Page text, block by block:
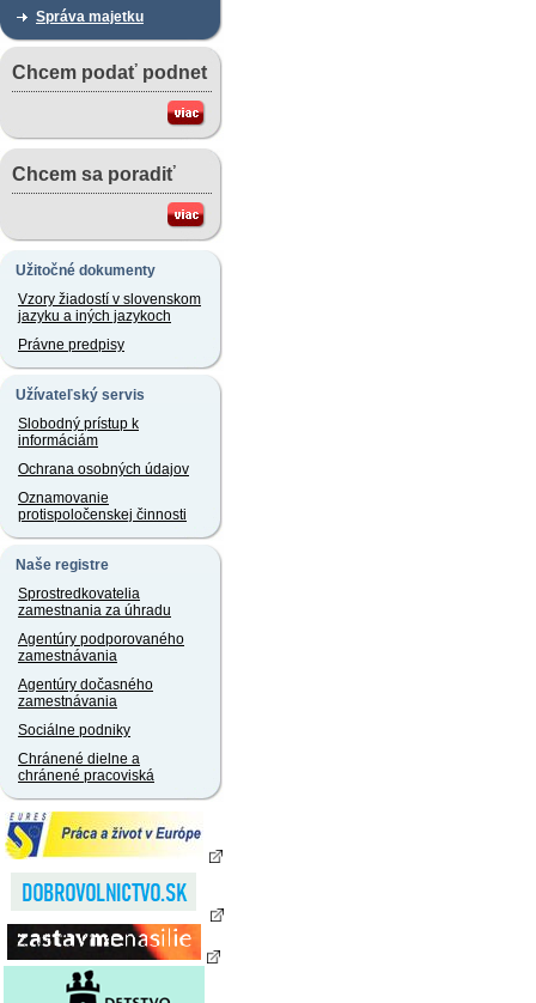
Správa majetku
Chcem podať podnet
Chcem sa poradiť
Užitočné dokumenty
Vzory žiadostí v slovenskom
jazyku a iných jazykoch
Právne predpisy
Užívateľský servis
Slobodný prístup k
informáciám
Ochrana osobných údajov
Oznamovanie
protispoločenskej činnosti
Naše registre
Sprostredkovatelia
zamestnania za úhradu
Agentúry podporovaného
zamestnávania
Agentúry dočasného
zamestnávania
Sociálne podniky
Chránené dielne a
chránené pracoviská